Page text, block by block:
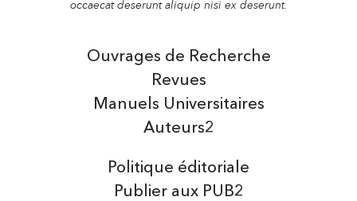
occaecat deserunt aliquip nisi ex deserunt.
Auteurs2
Manuels Universitaires
Ouvrages de Recherche
Revues
Politique éditoriale
Publier aux PUB2